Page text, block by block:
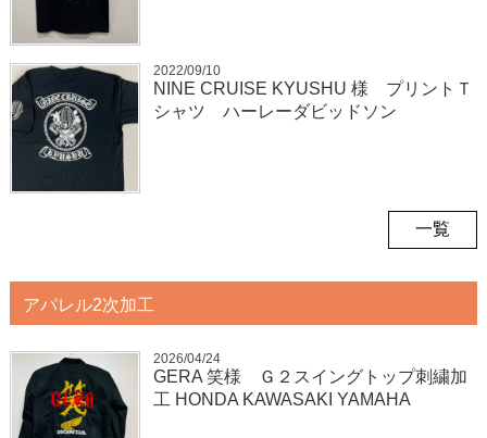
2022/09/10
NINE CRUISE KYUSHU 様 プリントＴ
シャツ ハーレーダビッドソン
一覧
アパレル2次加工
2026/04/24
GERA 笑様 Ｇ２スイングトップ刺繍加
工 HONDA KAWASAKI YAMAHA